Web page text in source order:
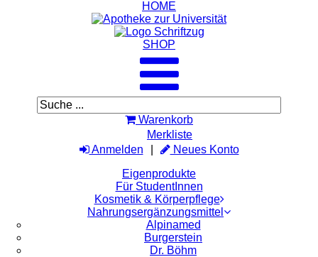
HOME
SHOP
Warenkorb
Merkliste
Anmelden
Neues Konto
Eigenprodukte
Für StudentInnen
Kosmetik & Körperpflege
Nahrungsergänzungsmittel
Alpinamed
Burgerstein
Dr. Böhm